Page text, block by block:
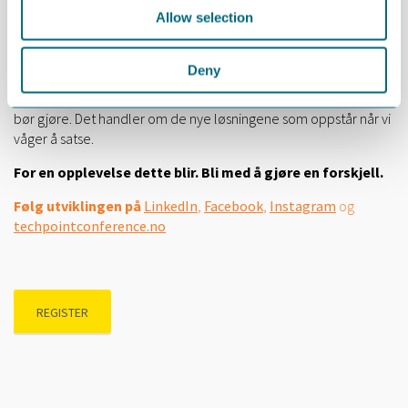
Allow selection
Deny
fremtidens virksomheter og et bærekraftig samfunn i dag? Det
handler ikke lenger om hva teknologien kan gjøre, men hva den
bør gjøre. Det handler om de nye løsningene som oppstår når vi
våger å satse.
For en opplevelse dette blir. Bli med å gjøre en forskjell.
Følg utviklingen på LinkedIn Facebook Instagram og
techpointconference.no
REGISTER